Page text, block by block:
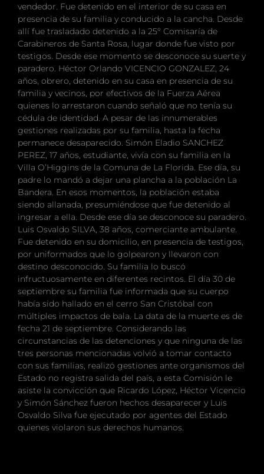
vendedor. Fue detenido en el interior de su casa en
presencia de su familia y conducido a la cancha. Desde
allí fue trasladado detenido a la 25º Comisaría de
Carabineros de Santa Rosa, lugar donde fue visto por
testigos. Desde ese momento se desconoce su suerte y
paradero. Héctor Orlando VICENCIO GONZALEZ, 24
años, obrero, detenido en su casa en presencia de su
familia y vecinos, por efectivos de la Fuerza Aérea
quienes lo arrestaron cuando señaló que no tenía su
cédula de identidad. A pesar de las innumerables
gestiones realizadas por su familia, hasta la fecha
permanece desaparecido. Simón Eladio SANCHEZ
PEREZ, 17 años, estudiante, vivía con su familia en la
Villa O’Higgins de la Comuna de La Florida. Ese día, su
padre lo mandó a dejar una plancha a la población La
Bandera. En esos momentos, la población estaba
siendo allanada, presumiéndose que fue detenido al
ingresar a ella. Desde ese día se desconoce su paradero.
Luis Osvaldo SILVA, 38 años, comerciante ambulante.
Fue detenido en su domicilio, en presencia de testigos,
por uniformados que lo golpearon y llevaron con
destino desconocido. Su familia lo buscó
infructuosamente en diferentes recintos. El día 30 de
septiembre su familia fue informada que su cuerpo
había sido hallado en el cerro San Cristóbal con
múltiples impactos de bala. La data de la muerte es de
fecha 21 de septiembre. Considerando las
circunstancias de las detenciones y que ninguna de las
tres personas mencionadas volvió a tomar contacto
con sus familias, realizó gestiones ante organismos del
Estado no registra salida del país, a esta Comisión le
asiste la convicción que Ricardo López, Héctor Vicencio
y Simón Sánchez fueron hechos desaparecer y Luis
Osvaldo Silva fue ejecutado por agentes del Estado
quienes violaron sus derechos humanos.